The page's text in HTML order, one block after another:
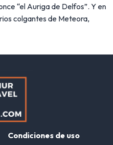
“el Auriga de Delfos”. Y en
colgantes de Meteora,
Condiciones de uso